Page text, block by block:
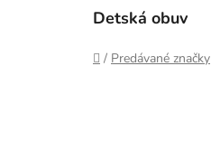
Detská obuv
Domov
/ Predávané značky